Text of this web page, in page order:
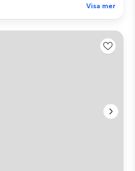
Visa mer